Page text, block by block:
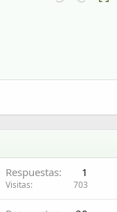
Respuestas 1
Visitas 703